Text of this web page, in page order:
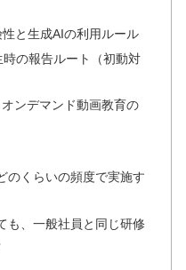
と生成AIの利用ルール
の報告ルート（初動対
ンデマンド動画教育の
のくらいの頻度で実施す
も、一般社員と同じ研修